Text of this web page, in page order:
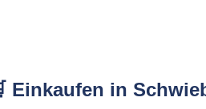
Einkaufen in